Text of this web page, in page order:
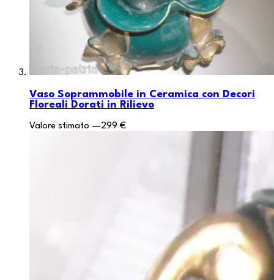
Vaso Soprammobile in Ceramica con Decori
Floreali Dorati in Rilievo
Valore stimato —299 €